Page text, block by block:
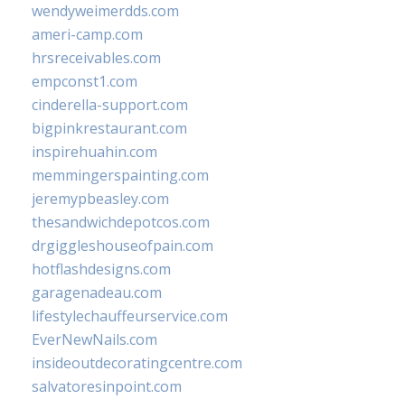
wendyweimerdds.com
ameri-camp.com
hrsreceivables.com
empconst1.com
cinderella-support.com
bigpinkrestaurant.com
inspirehuahin.com
memmingerspainting.com
jeremypbeasley.com
thesandwichdepotcos.com
drgiggleshouseofpain.com
hotflashdesigns.com
garagenadeau.com
lifestylechauffeurservice.com
EverNewNails.com
insideoutdecoratingcentre.com
salvatoresinpoint.com